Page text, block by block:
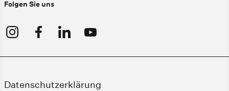
Folgen Sie uns
Datenschutzerklärung